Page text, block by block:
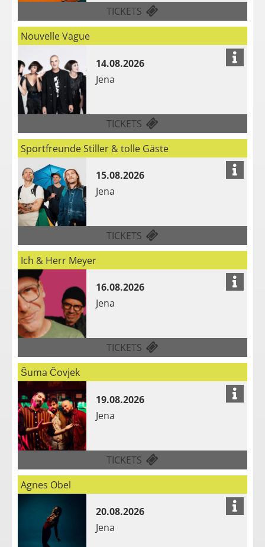
TICKETS
Nouvelle Vague
14.08.2026
Jena
TICKETS
Sportfreunde Stiller & tolle Gäste
15.08.2026
Jena
TICKETS
Ich & Herr Meyer
16.08.2026
Jena
TICKETS
Šuma Čovjek
19.08.2026
Jena
TICKETS
Agnes Obel
20.08.2026
Jena